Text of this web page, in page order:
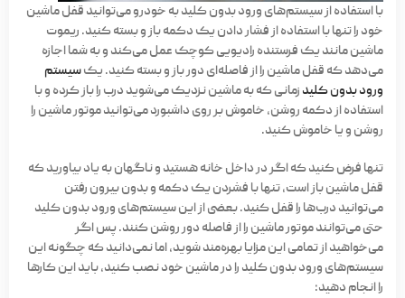
با استفاده از سیستم‌های ورود بدون کلید به خودرو می‌توانید قفل ماشین
خود را تنها با استفاده از فشار دادن یک دکمه باز و بسته کنید. ریموت
ماشین مانند یک فرستنده رادیویی کوچک عمل می‌کند و به شما اجازه
می‌دهد که قفل ماشین را از فاصله‌ای دور باز و بسته کنید. یکسیستم
ورود بدون کلید زمانی که به ماشین نزدیک می‌شوید درب را باز کرده و با
استفاده از دکمه روشن، خاموش بر روی داشبورد می‌توانید موتور ماشین را
روشن و یا خاموش کنید.
تنها فرض کنید که اگر در داخل خانه هستید و ناگهان به یاد بیاورید که
قفل ماشین باز است، تنها با فشردن یک دکمه و بدون بیرون رفتن
می‌توانید درب‌ها را قفل کنید. بعضی از این سیستم‌های ورود بدون کلید
حتی می‌توانند موتور ماشین را از فاصله دور روشن کنند. پس اگر
می‌خواهید از تمامی این مزایا بهره‌مند شوید، اما نمی‌دانید که چگونه این
سیستم‌های ورود بدون کلید را در ماشین خود نصب کنید، باید این کارها
را انجام دهید: